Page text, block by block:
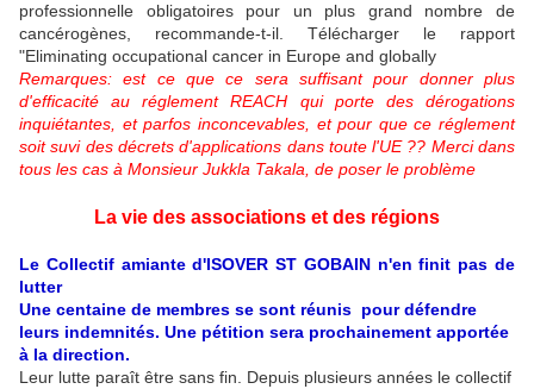
professionnelle obligatoires pour un plus grand nombre de
cancérogènes, recommande-t-il. Télécharger le rapport
"Eliminating occupational cancer in Europe and globally
Remarques: est ce que ce sera suffisant pour donner plus
d'efficacité au réglement REACH qui porte des dérogations
inquiétantes, et parfos inconcevables, et pour que ce réglement
soit suvi des décrets d'applications dans toute l'UE ?? Merci dans
tous les cas à Monsieur Jukkla Takala, de poser le problème
La vie des associations et des régions
Le Collectif amiante d'ISOVER ST GOBAIN n'en finit pas de
lutter
Une centaine de membres se sont réunis pour défendre
leurs indemnités. Une pétition sera prochainement apportée
à la direction.
Leur lutte paraît être sans fin. Depuis plusieurs années le collectif